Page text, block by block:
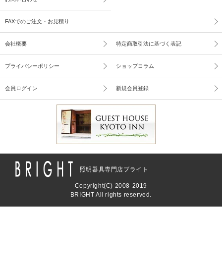
FAXでのご注文・お見積り
会社概要 特定商取引法に基づく表記
プライバシーポリシー ショップコラム
会員ログイン 新規会員登録
照明器具専門店ブライト
Copyright(C) 2008-2019
BRIGHT All rights reserved.